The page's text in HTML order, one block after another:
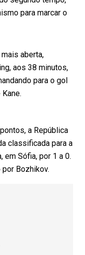
para marcar o
aberta,
aos 38 minutos,
para o gol
a República
classificada para a
em Sófia, por 1 a 0.
Bozhikov.